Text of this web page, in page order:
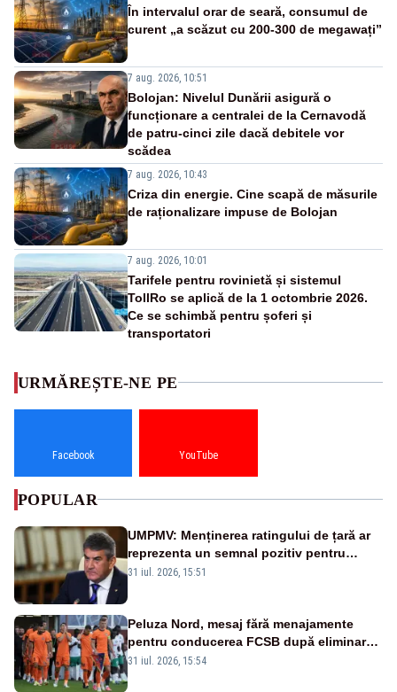
În intervalul orar de seară, consumul de
curent „a scăzut cu 200-300 de megawați”
7 aug. 2026, 10:51
Bolojan: Nivelul Dunării asigură o
funcționare a centralei de la Cernavodă
de patru-cinci zile dacă debitele vor
scădea
7 aug. 2026, 10:43
Criza din energie. Cine scapă de măsurile
de raționalizare impuse de Bolojan
7 aug. 2026, 10:01
Tarifele pentru rovinietă și sistemul
TollRo se aplică de la 1 octombrie 2026.
Ce se schimbă pentru șoferi și
transportatori
URMĂREȘTE-NE PE
Facebook YouTube
POPULAR
UMPMV: Menținerea ratingului de țară ar
reprezenta un semnal pozitiv pentru
România. Autoritățile trebuie să continue
31 iul. 2026, 15:51
Peluza Nord, mesaj fără menajamente
pentru conducerea FCSB după eliminarea
rușinoasă din Conference League
31 iul. 2026, 15:54